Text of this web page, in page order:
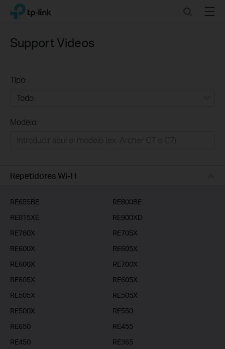
Click
navigation
TP-Link, Reliably Smart SearchMenu
Support Videos
Tipo:
Empresas
Modelo:
Repetidores Wi-Fi
RE655BE
RE800BE
RE815XE
RE900XD
RE780X
RE705X
RE600X
RE605X
RE600X
RE700X
RE605X
RE605X
RE505X
RE505X
RE500X
RE550
RE650
RE455
RE450
RE365